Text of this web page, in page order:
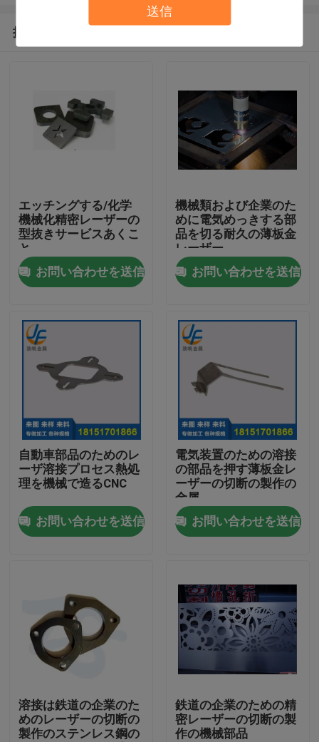
送信
家
プロダクト
私達について
工場旅行
品質管理
ニュース
場合
アルミピザパン
推薦されたプロダクト
エッチングする/化学
機械化精密レーザーの
型抜きサービスあくこ
と
お問い合わせを送信
機械類および企業のた
めに電気めっきする部
品を切る耐久の薄板金
レーザー
お問い合わせを送信
自動車部品のためのレ
ーザ溶接プロセス熱処
理を機械で造るCNC
お問い合わせを送信
電気装置のための溶接
の部品を押す薄板金レ
ーザーの切断の製作の
金属
お問い合わせを送信
溶接は鉄道の企業のた
めのレーザーの切断の
製作のステンレス鋼の
鉄道の企業のための精
密レーザーの切断の製
作の機械部品